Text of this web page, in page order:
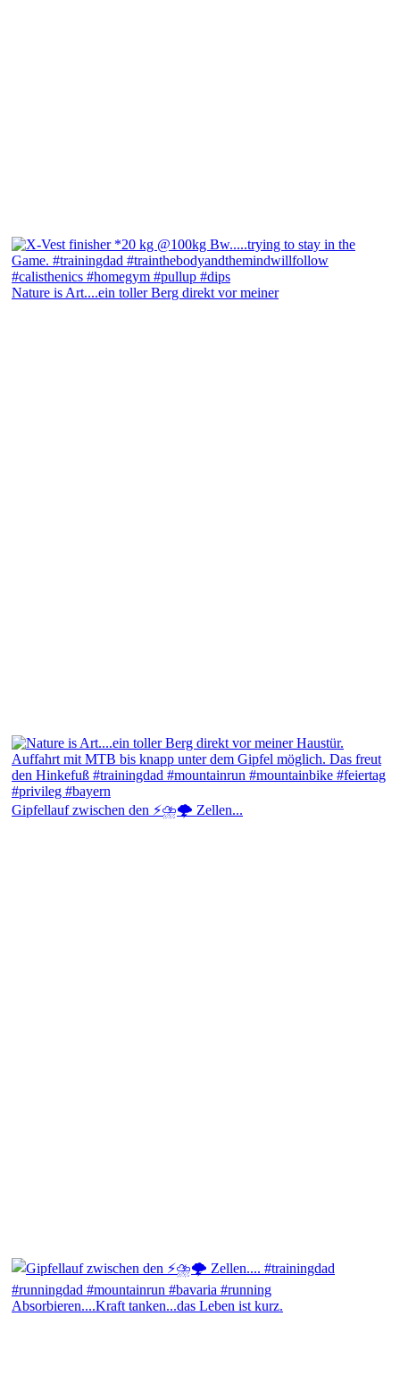
Nature is Art....ein toller Berg direkt vor meiner
Gipfellauf zwischen den ⚡⛈️🌩️ Zellen...
Absorbieren....Kraft tanken...das Leben ist kurz.